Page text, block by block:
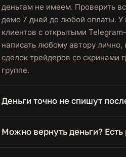
деньгам не имеем. Проверить
демо 7 дней до любой оплаты. У
клиентов с открытыми
написать любому автору
сделок трейдеров со скринами
группе.
Деньги точно не спишут
Можно вернуть деньги? Есть